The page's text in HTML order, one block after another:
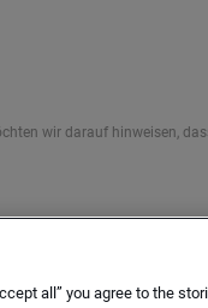
wir darauf hinweisen,
all” you agree to the